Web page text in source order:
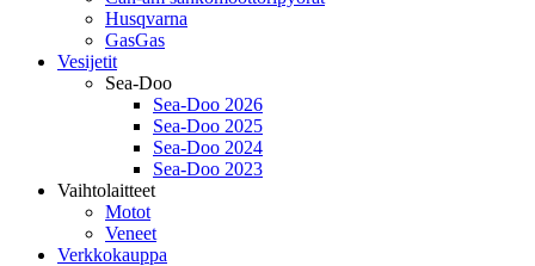
Husqvarna
GasGas
Vesijetit
Sea-Doo
Sea-Doo 2026
Sea-Doo 2025
Sea-Doo 2024
Sea-Doo 2023
Vaihtolaitteet
Motot
Veneet
Verkkokauppa